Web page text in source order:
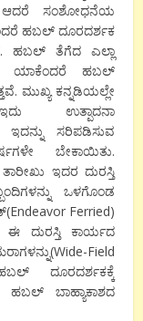
ಆದರೆ
ಸಂಶೋಧನೆಯ
ಹಬಲ್ ದೂರದರ್ಶಕ
. ಹಬಲ್ ತೆಗೆದ ಎಲ್ಲಾ
ಯಾಕೆಂದರೆ
ಹಬಲ್
. ಮುಖ್ಯ ಕನ್ನಡಿಯಲ್ಲೇ
ಇದು
ಉತ್ಪಾದನಾ
ಇದನ್ನು
ಸರಿಪಡಿಸುವ
ಬೇಕಾಯಿತು.
ತಾರೀಖು ಇದರ ದುರಸ್ತಿ
ಒಳಗೊಂಡ
(Endeavor Ferried)
ಈ ದುರಸ್ತಿ
ಕಾರ್ಯದ
(Wide-Field
ದೂರದರ್ಶಕಕ್ಕೆ
ಹಬಲ್
ಬಾಹ್ಯಾಕಾಶದ